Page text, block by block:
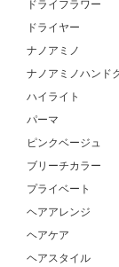
ドライフラワー
ドライヤー
ナノアミノ
ナノアミノハンド
ハイライト
パーマ
ピンクベージュ
ブリーチカラー
プライベート
ヘアアレンジ
ヘアケア
ヘアスタイル